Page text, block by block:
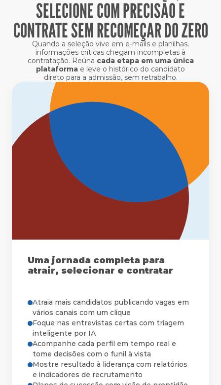
SELECIONE COM PRECISÃO E
CONTRATE SEM RECOMEÇAR DO ZERO
Quando a seleção vive em e-mails e planilhas,
informações críticas chegam incompletas à
contratação. Reúna cada etapa em uma única
plataforma e leve o histórico do candidato
direto para a admissão, sem retrabalho.
Uma jornada completa para
atrair, selecionar e contratar
Atraia mais candidatos publicando vagas em
vários canais com um clique
Foque nas entrevistas certas com triagem
Acompanhe cada perfil em tempo real e
tome decisões com o funil à vista
Mostre resultado à liderança com relatórios
e indicadores de recrutamento